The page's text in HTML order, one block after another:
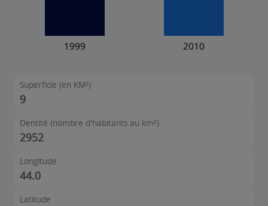
Superficie (en KM²)
9
Dentité (nombre d'habitants au km²)
2952
Longitude
44.0
Latitude